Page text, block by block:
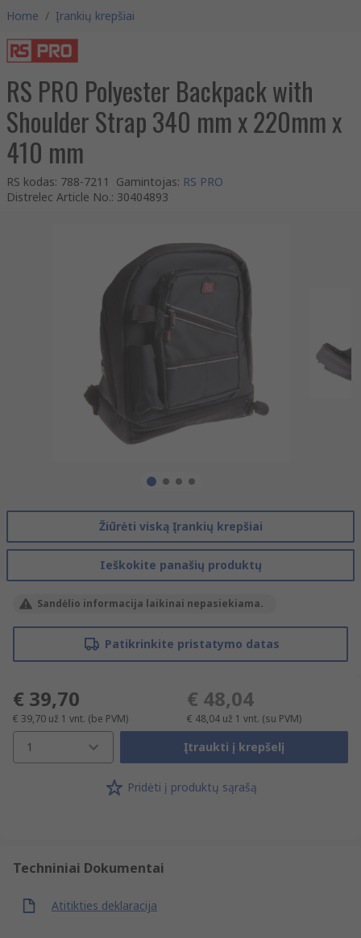
Home / Įrankių krepšiai
RS PRO Polyester Backpack with
Shoulder Strap 340 mm x 220mm x
410 mm
RS kodas: 788-7211 Gamintojas: RS PRO
Distrelec Article No.: 30404893
Žiūrėti viską Įrankių krepšiai
Ieškokite panašių produktų
Sandėlio informacija laikinai nepasiekiama.
Patikrinkite pristatymo datas
€ 39,70
€ 39,70 už 1 vnt. (be PVM)
€ 48,04
€ 48,04 už 1 vnt. (su PVM)
1 Įtraukti į krepšelį
Pridėti į produktų sąrašą
Techniniai Dokumentai
Atitikties deklaracija